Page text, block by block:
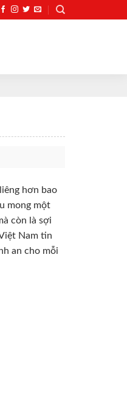
hơn bao
mong một
còn là sợi
Nam tin
an cho mỗi